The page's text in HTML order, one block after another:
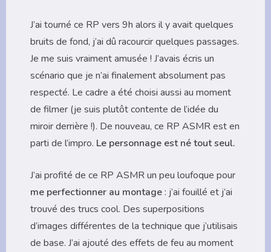
J’ai tourné ce RP vers 9h alors il y avait quelques
bruits de fond, j’ai dû racourcir quelques passages.
Je me suis vraiment amusée ! J’avais écris un
scénario que je n’ai finalement absolument pas
respecté. Le cadre a été choisi aussi au moment
de filmer (je suis plutôt contente de l’idée du
miroir derrière !). De nouveau, ce RP ASMR est en
parti de l’impro. Le personnage est né tout seul.
J’ai profité de ce RP ASMR un peu loufoque pour
me perfectionner au montage: j’ai fouillé et j’ai
trouvé des trucs cool. Des superpositions
d’images différentes de la technique que j’utilisais
de base. J’ai ajouté des effets de feu au moment